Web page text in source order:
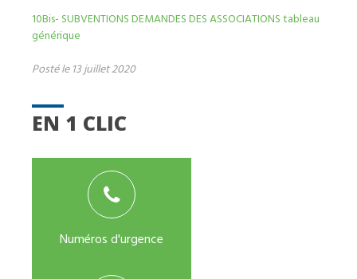
EN 1 CLIC
Numéros d'urgence
10Bis- SUBVENTIONS DEMANDES DES ASSOCIATIONS tableau
générique
Posté le 13 juillet 2020